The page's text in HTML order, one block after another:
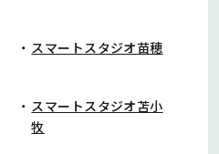
スマートスタジオ苗穂
スマートスタジオ苫小
牧